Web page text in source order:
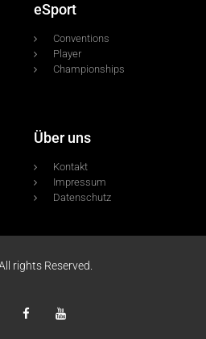
eSport
Conventions
Player
Championships
Über uns
Kontakt
Impressum
Datenschutz
rights Reserved.